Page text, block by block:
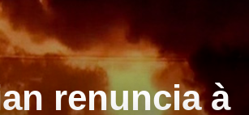
renuncia à